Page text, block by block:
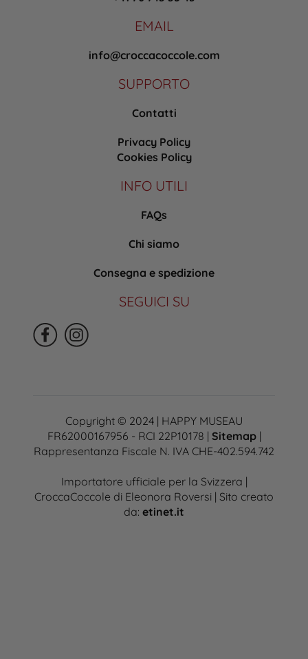
EMAIL
info@croccacoccole.com
SUPPORTO
Contatti
Privacy Policy
Cookies Policy
INFO UTILI
FAQs
Chi siamo
Consegna e spedizione
SEGUICI SU
Copyright © 2024 | HAPPY MUSEAU
FR62000167956 - RCI 22P10178 | Sitemap|
Rappresentanza Fiscale N. IVA CHE-402.594.742
Importatore ufficiale per la Svizzera |
CroccaCoccole di Eleonora Roversi | Sito creato
da: etinet.it